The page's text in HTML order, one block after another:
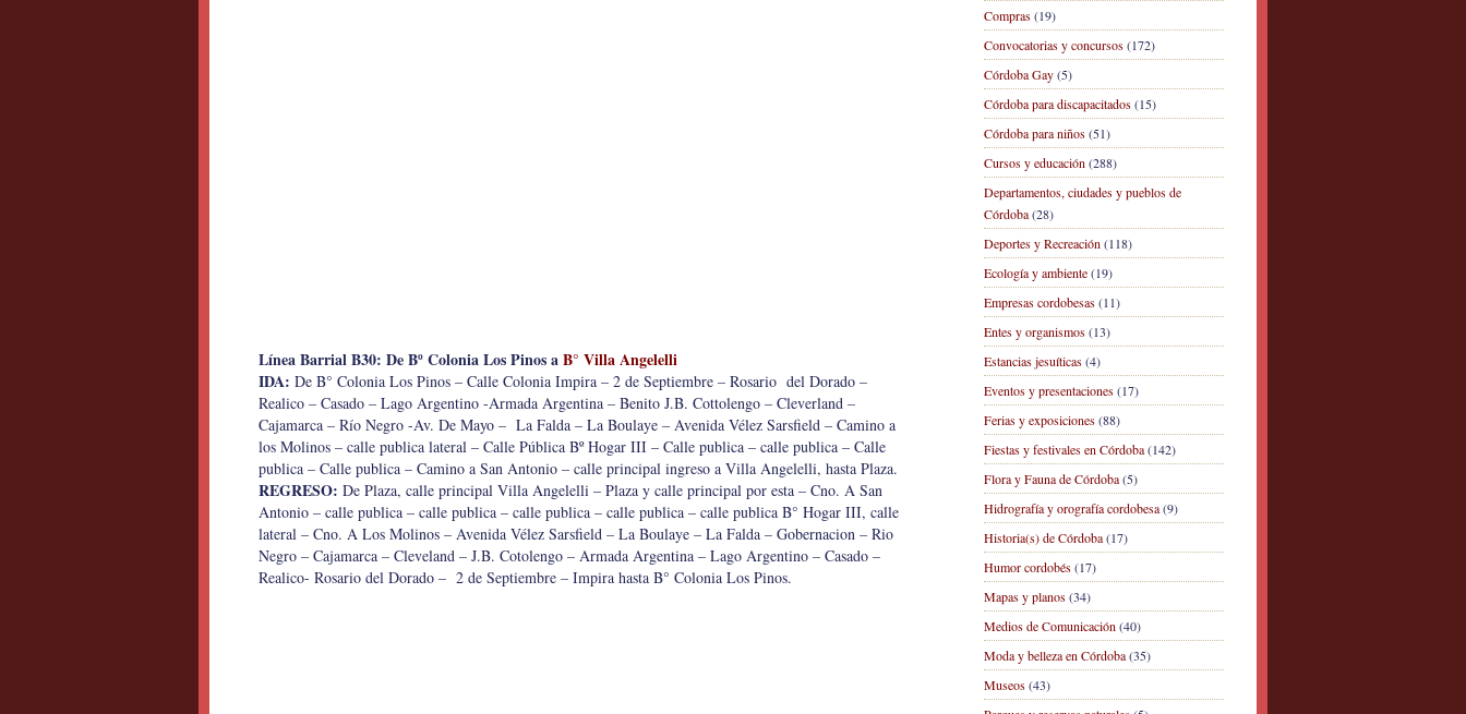
Compras(19)
Convocatorias y concursos(172)
Córdoba Gay(5)
Córdoba para discapacitados(15)
Córdoba para niños(51)
Cursos y educación (288)
Departamentos, ciudades y pueblos de
Córdoba(28)
Deportes y Recreación (118)
Ecología y ambiente(19)
Empresas cordobesas(11)
Entes y organismos(13)
Estancias jesuíticas(4)
Eventos y presentaciones(17)
Ferias y exposiciones(88)
Fiestas y festivales en Córdoba(142)
Flora y Fauna de Córdoba(5)
Hidrografía y orografía cordobesa(9)
Historia(s) de Córdoba(17)
Humor cordobés(17)
Mapas y planos(34)
Medios de Comunicación (40)
Moda y belleza en Córdoba(35)
Museos(43)
Línea Barrial B30: De Bº Colonia Los Pinos aB° Villa Angelelli
IDA: De B° Colonia Los Pinos – Calle Colonia Impira – 2 de Septiembre – Rosario del Dorado –
Realico – Casado – Lago Argentino -Armada Argentina – Benito J.B. Cottolengo – Cleverland –
Cajamarca – Río Negro -Av. De Mayo – La Falda – La Boulaye – Avenida Vélez Sarsfield – Camino a
los Molinos – calle publica lateral – Calle Pública Bº Hogar III – Calle publica – calle publica – Calle
publica – Calle publica – Camino a San Antonio – calle principal ingreso a Villa Angelelli, hasta Plaza.
REGRESO: De Plaza, calle principal Villa Angelelli – Plaza y calle principal por esta – Cno. A San
Antonio – calle publica – calle publica – calle publica – calle publica – calle publica B° Hogar III, calle
lateral – Cno. A Los Molinos – Avenida Vélez Sarsfield – La Boulaye – La Falda – Gobernacion – Rio
Negro – Cajamarca – Cleveland – J.B. Cotolengo – Armada Argentina – Lago Argentino – Casado –
Realico- Rosario del Dorado – 2 de Septiembre – Impira hasta B° Colonia Los Pinos.